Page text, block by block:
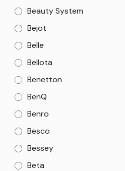
Beauty System
Bejot
Belle
Bellota
Benetton
BenQ
Benro
Besco
Bessey
Beta